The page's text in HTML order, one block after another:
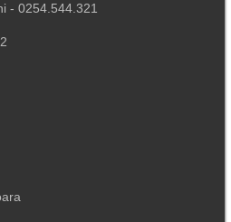
- 0254.544.321